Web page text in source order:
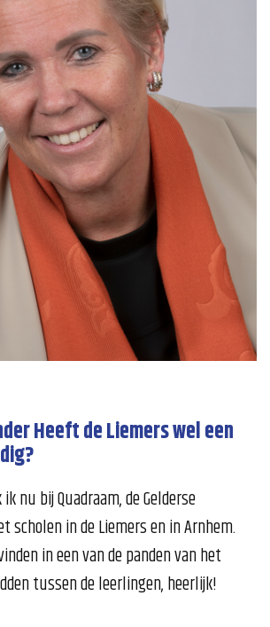
Heeft de Liemers wel een
nu bij Quadraam, de Gelderse
scholen in de Liemers en in Arnhem.
in een van de panden van het
tussen de leerlingen, heerlijk!